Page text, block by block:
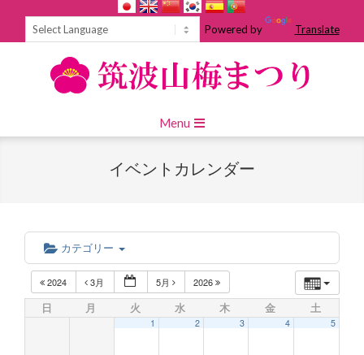
Powered by Translate
Navigation
Menu
イベントカレンダー
カテゴリー
2024 3月 5月 2026
日 月 火 水 木 金 土
1 2 3 4 5